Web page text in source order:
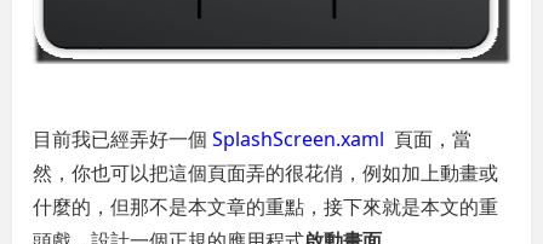
目前我已經弄好一個SplashScreen.xaml 頁面，當
然，你也可以把這個頁面弄的很花俏，例如加上動畫或
什麼的，但那不是本文章的重點，接下來就是本文的重